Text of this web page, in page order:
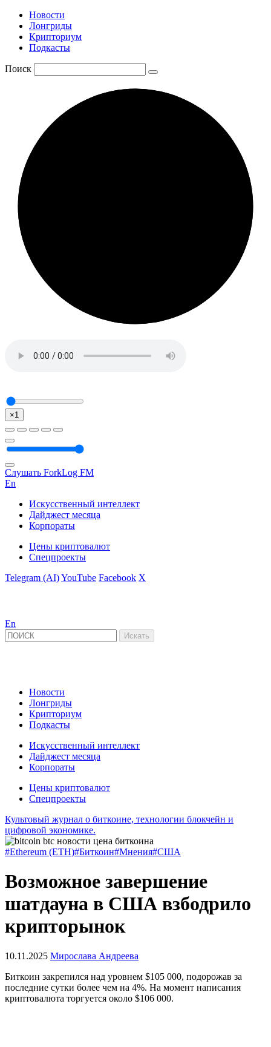
Новости
Лонгриды
Крипториум
Подкасты
Поиск
×1
Слушать ForkLog FM
En
Искусственный интеллект
Дайджест месяца
Корпораты
Цены криптовалют
Спецпроекты
Telegram (AI)YouTube Facebook X
En
Новости
Лонгриды
Крипториум
Подкасты
Искусственный интеллект
Дайджест месяца
Корпораты
Цены криптовалют
Спецпроекты
Культовый журнал о биткоине, технологии блокчейн и
цифровой экономике.
#Ethereum (ETH)#Биткоин#Мнения#США
Возможное завершение
шатдауна в США взбодрило
крипторынок
10.11.2025 Мирослава Андреева
Биткоин закрепился над уровнем $105 000, подорожав за
последние сутки более чем на 4%. На момент написания
криптовалюта торгуется около $106 000.